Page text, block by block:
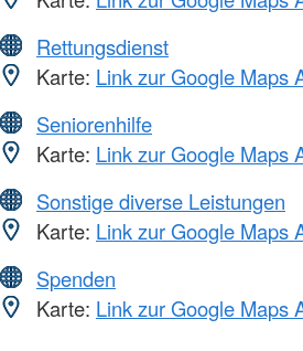
Rettungsdienst
Karte: Link zur Google Maps
Seniorenhilfe
Karte: Link zur Google Maps
Sonstige diverse Leistungen
Karte: Link zur Google Maps
Spenden
Karte: Link zur Google Maps